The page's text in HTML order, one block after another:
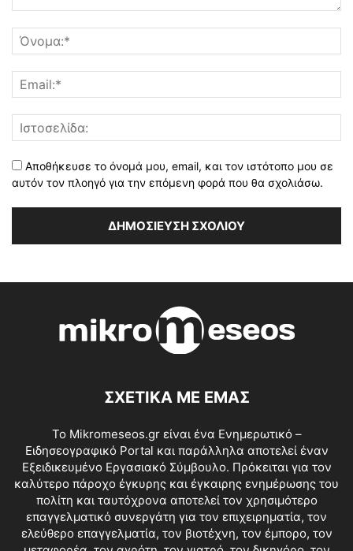
Αποθήκευσε το όνομά μου, email, και τον ιστότοπο μου σε
αυτόν τον πλοηγό για την επόμενη φορά που θα σχολιάσω.
ΣΧΕΤΙΚΑ ΜΕ ΕΜΑΣ
Το Mikromeseos.gr είναι ένα Ενημερωτικό –
Ειδησεογραφικό Portal και παράλληλα αποτελεί έναν
Εξειδικευμένο Εργασιακό Σύμβουλο. Πρόκειται για τον
καλύτερο πάροχο έγκυρης και έγκαιρης ενημέρωσης του
πολίτη και ταυτόχρονα αποτελεί τον χρησιμότερο
επαγγελματικό συνεργάτη για τον επιχειρηματία, τον
ελεύθερο επαγγελματία, τον βιοτέχνη, τον έμπορο, τον